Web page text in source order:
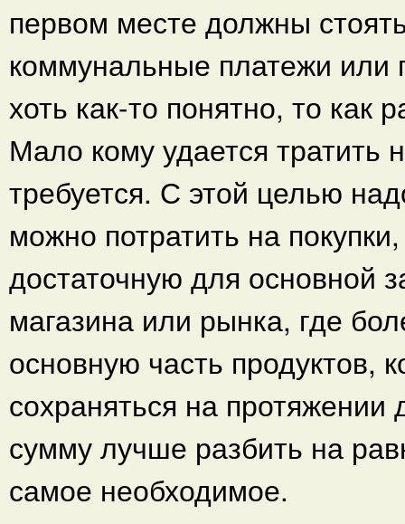
первом месте должны
коммунальные платежи или
хоть как-то понятно, то как
Мало кому удается тратить
требуется. С этой целью
можно потратить на
достаточную для основной
магазина или рынка, где
основную часть продуктов,
сохраняться на
сумму лучше разбить на
самое необходимое.